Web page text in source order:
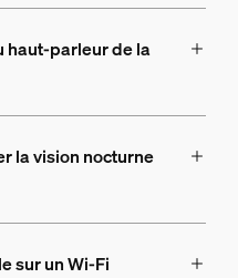
haut-parleur de la
la vision nocturne
sur un Wi-Fi